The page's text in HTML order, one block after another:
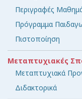
Περιγραφές
Πρόγραμμα
Πιστοποίηση
Μεταπτυχιακές
Μεταπτυχιακά
Διδακτορικά